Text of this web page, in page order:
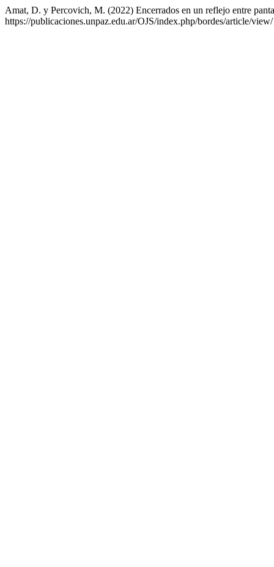
Amat, D. y Percovich, M. (2022) Encerrados en un reflejo entre
https://publicaciones.unpaz.edu.ar/OJS/index.php/bordes/article/